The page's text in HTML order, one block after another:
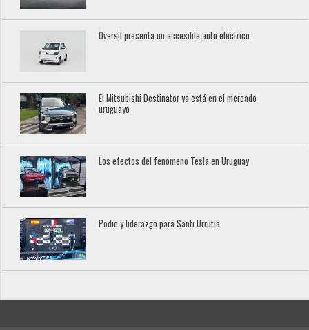
Oversil presenta un accesible auto eléctrico
El Mitsubishi Destinator ya está en el mercado
uruguayo
Los efectos del fenómeno Tesla en Uruguay
Podio y liderazgo para Santi Urrutia